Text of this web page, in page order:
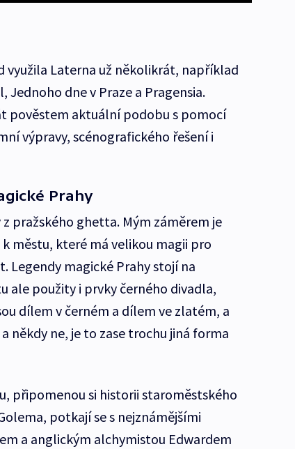
využila Laterna už několikrát, například
Jednoho dne v Praze a Pragensia.
pověstem aktuální podobu s pomocí
výpravy, scénografického řešení i
Prahy
pražského ghetta. Mým záměrem je
městu, které má velikou magii pro
Legendy magické Prahy stojí na
ale použity i prvky černého divadla,
dílem v černém a dílem ve zlatém, a
někdy ne, je to zase trochu jiná forma
připomenou si historii staroměstského
potkají se s nejznámějšími
a anglickým alchymistou Edwardem